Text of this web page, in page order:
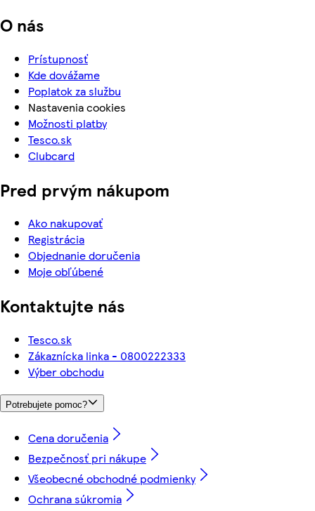
O nás
Prístupnosť
Kde dovážame
Poplatok za službu
Nastavenia cookies
Možnosti platby
Tesco.sk
Clubcard
Pred prvým nákupom
Ako nakupovať
Registrácia
Objednanie doručenia
Moje obľúbené
Kontaktujte nás
Tesco.sk
Zákaznícka linka - 0800222333
Výber obchodu
Potrebujete pomoc?
Cena doručenia
Bezpečnosť pri nákupe
Všeobecné obchodné podmienky
Ochrana súkromia